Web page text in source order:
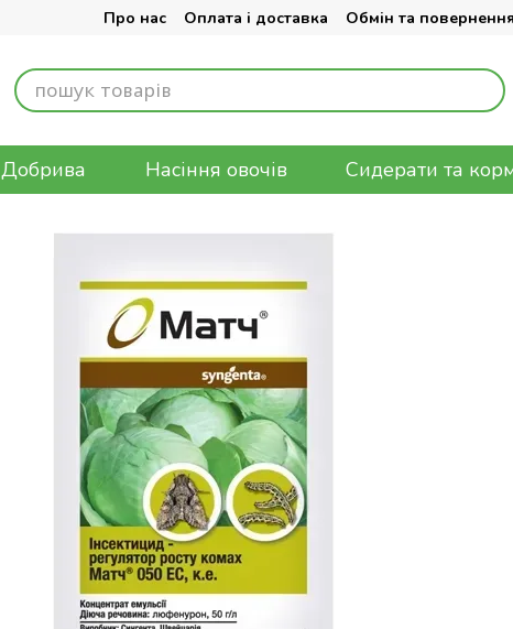
Про нас Оплата і доставка Обмін та повернення
Добрива Насіння овочів Сидерати та